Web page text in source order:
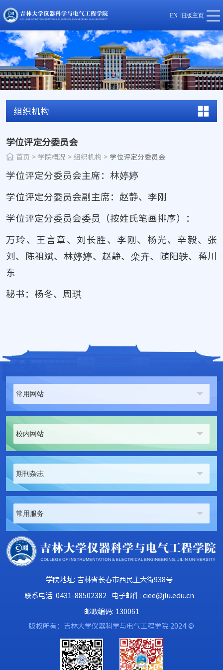
EN 旧版主页
组织机构
学位评定分委员会
首页 > 学院概况 > 组织机构 > 学位评定分委员会
学位评定分委员会主席：林婷婷
学位评定分委员会副主席：赵静、李刚
学位评定分委员会委员（按姓氏笔画排序）：
万玲、王言章、刘长胜、李刚、杨光、辛毅、张
刘、陈祖斌、林婷婷、赵静、栾卉、随阳轶、蒋川
东
秘书：杨冬、周琪
常用网站
校内网站
期刊杂志
常用服务
学院地址: 吉林省长春市西民主大街938号
联系电话: 0431-88502382 电子邮件: ciee@jlu.edu.cn
邮政编码: 130061
版权所有：吉林大学仪器科学与电气工程学院 2024 ©